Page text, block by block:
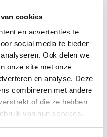
cookies
en advertenties te
social media te bieden
Ook delen we
onze site met onze
en analyse. Deze
combineren met andere
of die ze hebben
van hun services.